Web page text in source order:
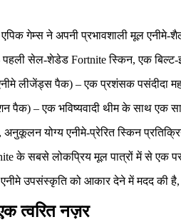
गेम्स ने अपनी प्रभावशाली मूल एनीमे-
सेल-शेडेड Fortnite स्किन, एक बिल्ट-
लीजेंड्स पैक) – एक प्रशंसक पसंदीदा
पैक) – एक भविष्यवादी थीम के साथ एक
योग्य एनीमे-प्रेरित स्किन
के सबसे लोकप्रिय मूल पात्रों में से एक पर
एनीमे उपसंस्कृति को आकार देने में मदद
त्वरित नज़र